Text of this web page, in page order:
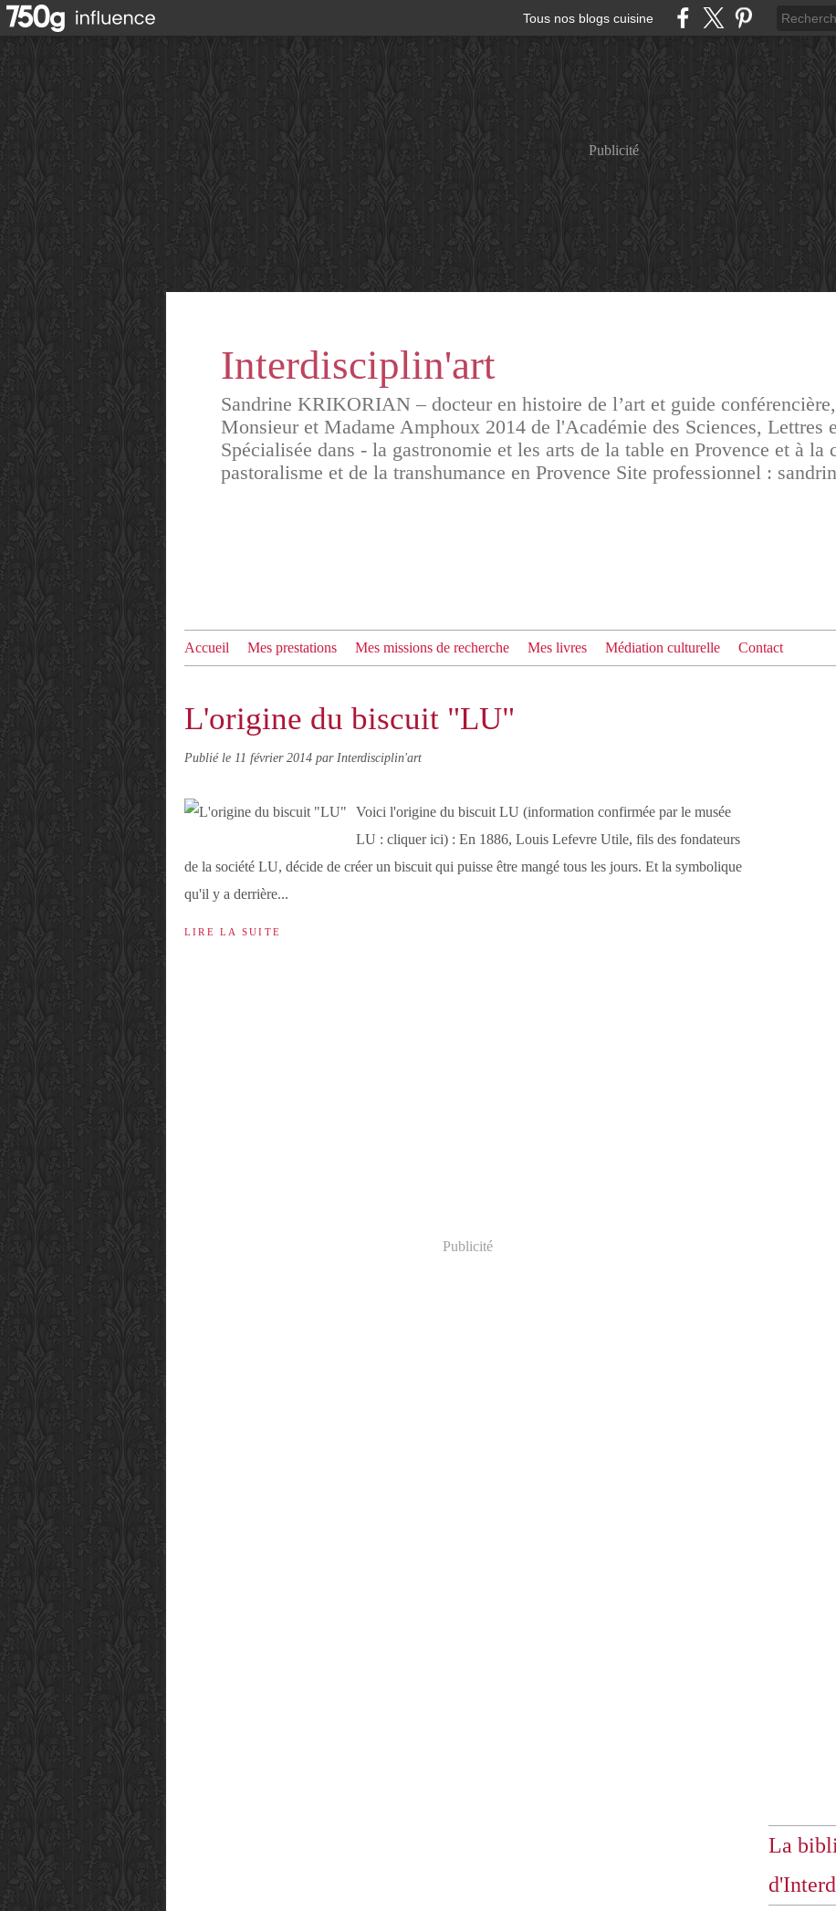
Tous nos blogs cuisine
Publicité
Interdisciplin'art
Sandrine KRIKORIAN – docteur en histoire de l’art et guide
Monsieur et Madame Amphoux 2014 de l'Académie des Sciences, Lettres
Spécialisée dans - la gastronomie et les arts de la table en Provence et à la
pastoralisme et de la transhumance en Provence Site professionnel :
Accueil Mes prestations Mes missions de recherche Mes livres Médiation culturelle Contact
L'origine du biscuit "LU"
Publié le 11 février 2014 par Interdisciplin'art
Voici l'origine du biscuit LU (information confirmée par le musée
LU : cliquer ici) : En 1886, Louis Lefevre Utile, fils des fondateurs
de la société LU, décide de créer un biscuit qui puisse être mangé tous les jours. Et la symbolique
qu'il y a derrière...
LIRE LA SUITE
Publicité
La